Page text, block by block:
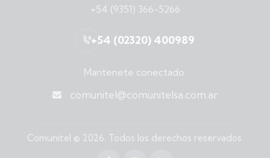
+54 (9351) 366-5266
+54 (02320) 400989
Mantenete conectado.
comunitel@comunitelsa.com.ar
Comunitel © 2026. Todos los derechos reservados.